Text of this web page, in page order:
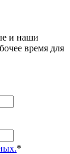
и наши
время для
*